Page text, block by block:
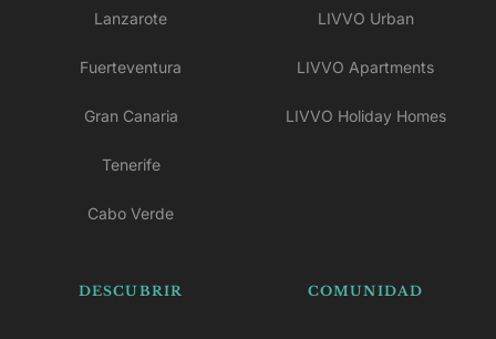
Lanzarote
Fuerteventura
Gran Canaria
Tenerife
Cabo Verde
LIVVO Urban
LIVVO Apartments
LIVVO Holiday Homes
DESCUBRIR COMUNIDAD